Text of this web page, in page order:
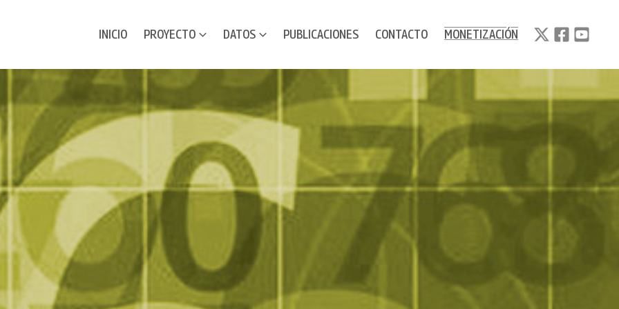
INICIO PROYECTO DATOS PUBLICACIONES CONTACTO MONETIZACIÓN